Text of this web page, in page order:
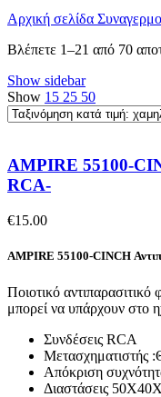
Αρχική σελίδα
Βλέπετε 1–21 από 70
Show sidebar
Show 15 25 50
AMPIRE 55100-
RCA-
€15.00
AMPIRE 55100-CINCH
Ποιοτικό
μπορεί να υπάρχουν στο
Συνδέσεις RCA
Μετασχηματιστής
Απόκριση
Διαστάσεις